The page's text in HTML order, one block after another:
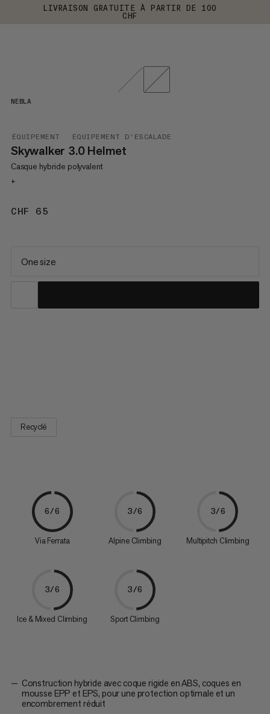
LIVRAISON GRATUITE À PARTIR DE 100
CHF
ÉQUIPEMENT ÉQUIPEMENT D'ESCALADE
Skywalker 3.0 Helmet
Casque hybride polyvalent
+
CHF 65
NEBLA
One size
Recyclé
6/6
Via Ferrata
3/6
Alpine Climbing
3/6
Multipitch Climbing
3/6
Ice & Mixed Climbing
3/6
Sport Climbing
Construction hybride avec coque rigide en ABS, coques en
mousse EPP et EPS, pour une protection optimale et un
encombrement réduit